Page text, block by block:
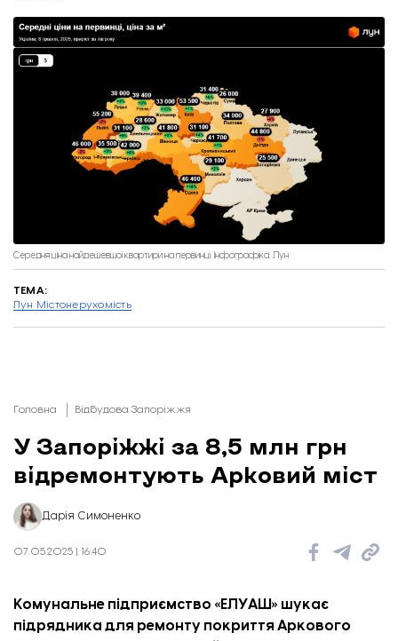
Середня ціна найдешевшої квартири на первинці. Інфографіка: Лун
ТЕМА:
Лун Містонерухомість
Головна Відбудова Запоріжжя
У Запоріжжі за 8,5 млн грн
відремонтують Арковий міст
Дарія Симоненко
07.05.2025 | 16:40
Комунальне підприємство «ЕЛУАШ» шукає
підрядника для ремонту покриття Аркового